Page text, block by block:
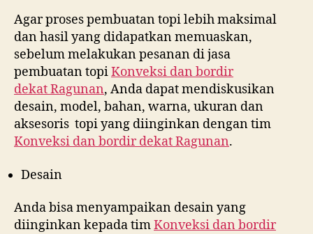
Agar proses pembuatan topi lebih maksimal
dan hasil yang didapatkan memuaskan,
sebelum melakukan pesanan di jasa
pembuatan topiKonveksi dan bordir
dekatRagunan, Anda dapat mendiskusikan
desain, model, bahan, warna, ukuran dan
aksesoris topi yang diinginkan dengan tim
Konveksi dan bordir dekatRagunan.
Desain
Anda bisa menyampaikan desain yang
diinginkan kepada timKonveksi dan bordir